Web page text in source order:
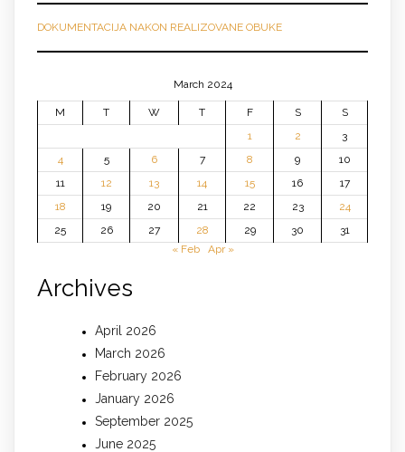
DOKUMENTACIJA NAKON REALIZOVANE OBUKE
March 2024
M T W T F S
S
1
2
3
4
5 6 7 8 9
10
11
12 13 14 15 16
17
18
19 20 21 22 23
24
25
26 27 28 29 30
31
« Feb
Apr »
Archives
April 2026
March 2026
February 2026
January 2026
September 2025
June 2025